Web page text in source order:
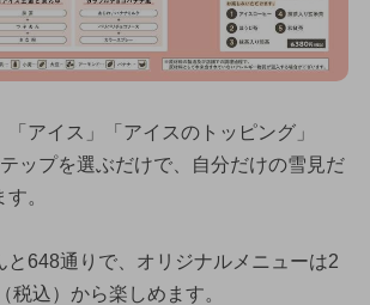
アイス」「アイスのトッピング」
テップを選ぶだけで、自分だけの雪見だ
。
と648通りで、オリジナルメニューは2
税込）から楽しめます。